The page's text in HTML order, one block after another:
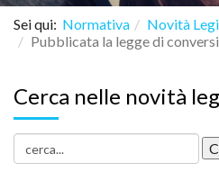
Sei qui: Normativa
Novità
Pubblicata la legge di
Cerca nelle novità